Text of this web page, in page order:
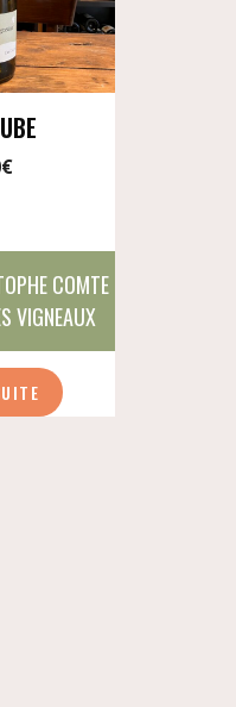
€
COMTE
VIGNEAUX